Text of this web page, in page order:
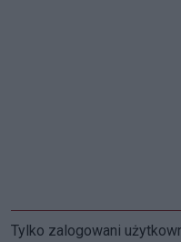
Tylko zalogowani